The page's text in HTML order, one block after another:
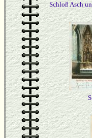
Schloß Asch